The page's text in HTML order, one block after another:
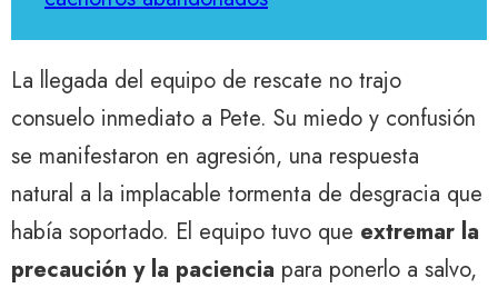
La llegada del equipo de rescate no trajo
consuelo inmediato a Pete. Su miedo y confusión
se manifestaron en agresión, una respuesta
natural a la implacable tormenta de desgracia que
había soportado. El equipo tuvo que extremar la
precaución y la paciencia para ponerlo a salvo,